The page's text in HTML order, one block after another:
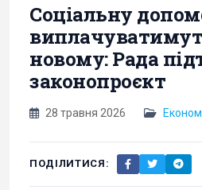
Соціальну
новому: Рада
законопроєкт
28 травня 2026
ПОДІЛИТИСЯ: